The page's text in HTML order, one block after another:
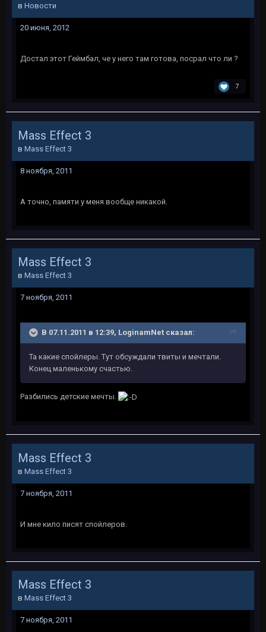
в Новости
20 июня, 2012
Достал этот Геймбал, че у него там готова, посрал что ли ?
7
Mass Effect 3
в Mass Effect 3
8 ноября, 2011
А точно, памяти у меня вообще никакой.
Mass Effect 3
в Mass Effect 3
7 ноября, 2011
В 07.11.2011 в 12:39, LoginamNet сказал:
Та какие спойлеры. Тут обсуждали твиты и мечтали.
Конец маленькому счастью.
Разбились детские мечты.
Mass Effect 3
в Mass Effect 3
7 ноября, 2011
И мне кило писят спойлеров.
Mass Effect 3
в Mass Effect 3
7 ноября, 2011